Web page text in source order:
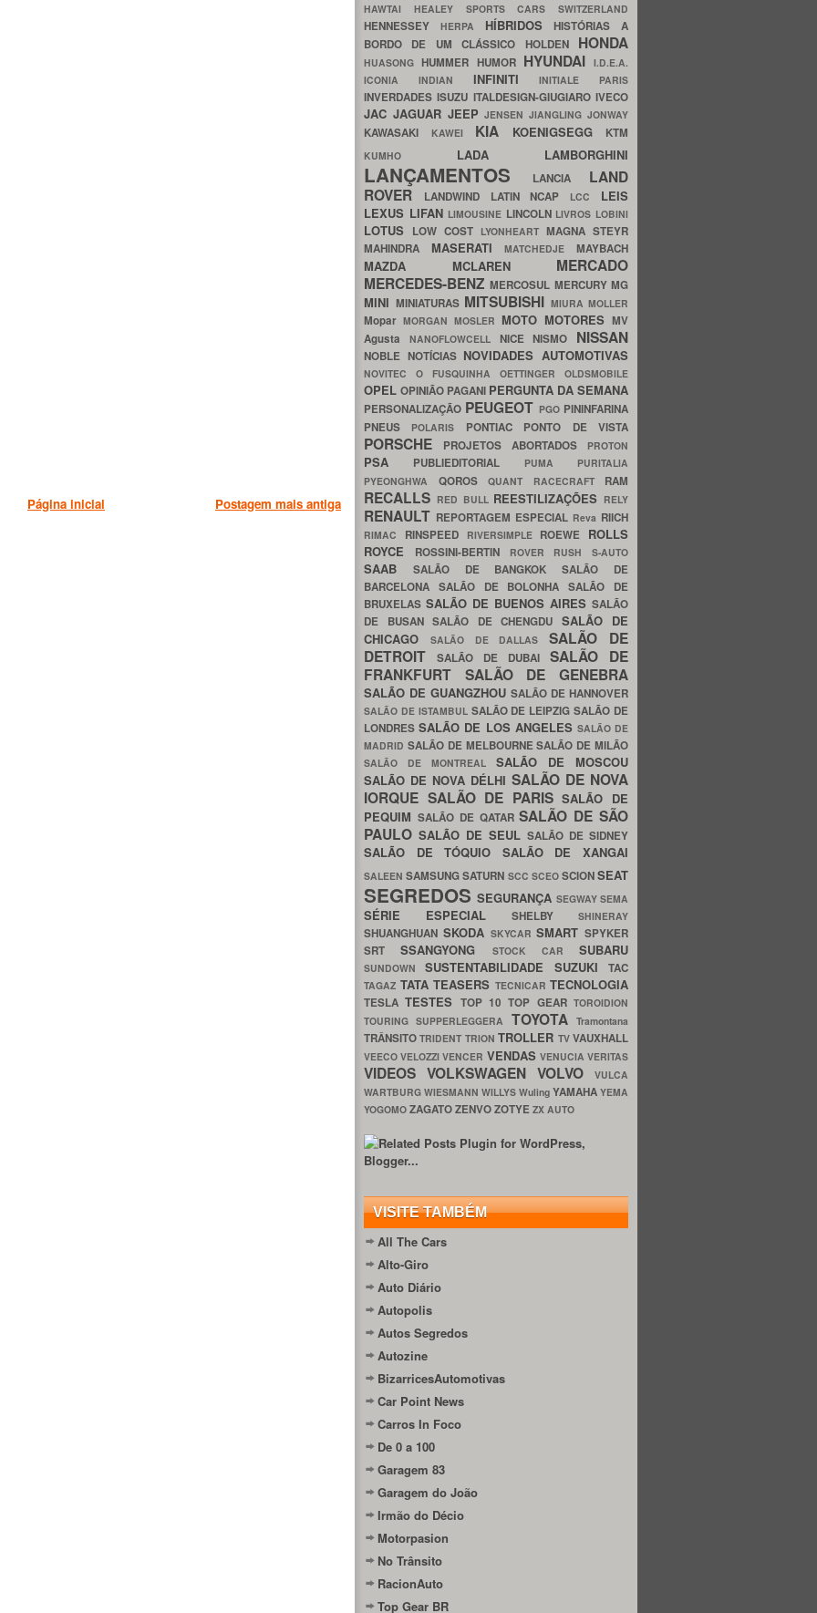
Postagem mais antiga
Página inicial
HAWTAI HEALEY SPORTS CARS SWITZERLAND
HENNESSEY HERPA HÍBRIDOSHISTÓRIAS A
BORDO DE UM CLÁSSICO HOLDEN HONDA
HUASONGHUMMER HUMOR HYUNDAI I.D.E.A.
ICONIA INDIAN INFINITIINITIALE PARIS
INVERDADESISUZU ITALDESIGN-GIUGIAROIVECO
JAC JAGUAR JEEPJENSENJIANGLINGJONWAY
KAWASAKI KAWEI KIA KOENIGSEGG KTM
KUMHO LADA LAMBORGHINI
LANÇAMENTOS LANCIA LAND
ROVER
LANDWIND LATIN NCAP LCC LEIS
LEXUS LIFAN LIMOUSINE LINCOLN LIVROS LOBINI
LOTUS LOW COST LYONHEART MAGNA STEYR
MAHINDRA MASERATIMATCHEDJEMAYBACH
MAZDA MCLAREN MERCADO
MERCEDES-BENZMERCOSUL MERCURYMG
MINI MINIATURAS MITSUBISHI MIURA MOLLER
Mopar MORGAN MOSLER MOTO MOTORES MV
Agusta NANOFLOWCELL NICENISMO NISSAN
NOBLE NOTÍCIAS NOVIDADES AUTOMOTIVAS
NOVITEC O FUSQUINHA OETTINGER OLDSMOBILE
OPEL OPINIÃO PAGANI PERGUNTA DA SEMANA
PERSONALIZAÇÃO PEUGEOT PGO PININFARINA
PNEUS
POLARIS PONTIAC PONTO DE VISTA
PORSCHE PROJETOS ABORTADOS PROTON
PSA PUBLIEDITORIAL PUMA PURITALIA
PYEONGHWA QOROS QUANT RACECRAFT RAM
RECALLS RED BULL REESTILIZAÇÕES RELY
RENAULT REPORTAGEM ESPECIAL Reva RIICH
RIMAC RINSPEED RIVERSIMPLE ROEWE ROLLS
ROYCE
ROSSINI-BERTIN ROVER RUSH S-AUTO
SAAB SALÃO DE BANGKOKSALÃO DE
BARCELONA SALÃO DE BOLONHASALÃO DE
BRUXELAS SALÃO DE BUENOS AIRES SALÃO
DE BUSAN SALÃO DE CHENGDU SALÃO DE
CHICAGO
SALÃO DE DALLASSALÃO DE
DETROIT
SALÃO DE DUBAI SALÃO DE
FRANKFURT SALÃO DE GENEBRA
SALÃO DE GUANGZHOU SALÃO DE HANNOVER
SALÃO DE ISTAMBUL SALÃO DE LEIPZIGSALÃO DE
LONDRESSALÃO DE LOS ANGELES SALÃO DE
MADRID SALÃO DE MELBOURNESALÃO DE MILÃO
SALÃO DE MONTREAL SALÃO DE MOSCOU
SALÃO DE NOVA DÉLHI SALÃO DE NOVA
IORQUE SALÃO DE PARISSALÃO DE
PEQUIM SALÃO DE QATARSALÃO DE SÃO
PAULO SALÃO DE SEUL SALÃO DE SIDNEY
SALÃO DE TÓQUIO SALÃO DE XANGAI
SALEENSAMSUNGSATURN SCC SCEO SCIONSEAT
SEGREDOSSEGURANÇA SEGWAYSEMA
SÉRIE ESPECIAL SHELBY SHINERAY
SHUANGHUAN SKODA SKYCARSMART SPYKER
SRTSSANGYONG STOCK CAR SUBARU
SUNDOWNSUSTENTABILIDADE SUZUKITAC
TAGAZ TATA TEASERS TECNICAR TECNOLOGIA
TESLATESTES TOP 10TOP GEARTOROIDION
TOURING SUPPERLEGGERA TOYOTATramontana
TRÂNSITOTRIDENT TRIONTROLLER TVVAUXHALL
VEECOVELOZZIVENCER VENDAS VENUCIAVERITAS
VIDEOS VOLKSWAGEN VOLVO
VULCA
WARTBURG WIESMANN WILLYS Wuling YAMAHA YEMA
YOGOMO ZAGATOZENVOZOTYE ZX AUTO
VISITE TAMBÉM
All The Cars
Alto-Giro
Auto Diário
Autopolis
Autos Segredos
Autozine
BizarricesAutomotivas
Car Point News
Carros In Foco
De 0 a 100
Garagem 83
Garagem do João
Irmão do Décio
Motorpasion
No Trânsito
RacionAuto
Top Gear BR